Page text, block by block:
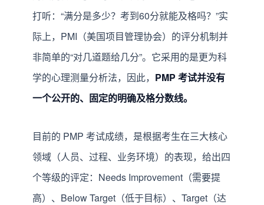
打听：“满分是多少？考到60分就能及格吗？”实
际上，PMI（美国项目管理协会）的评分机制并
非简单的“对几道题给几分”。它采用的是更为科
学的心理测量分析法，因此， PMP 考试并没有
一个公开的、固定的明确及格分数线。
目前的 PMP 考试成绩，是根据考生在三大核心
领域（人员、过程、业务环境）的表现，给出四
个等级的评定：Needs Improvement（需要提
高）、Below Target（低于目标）、Target（达